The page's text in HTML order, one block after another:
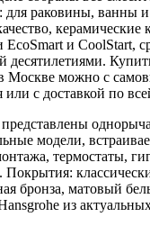
для раковины, ванны
керамические
EcoSmart и CoolStart,
десятилетиями.
Москве можно с
с доставкой по
представлены
модели,
термостаты,
Покрытия:
бронза, матовый
из